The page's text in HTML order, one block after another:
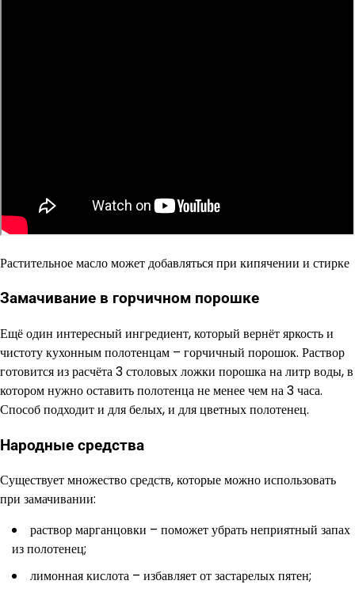
Растительное масло может добавляться при кипячении и стирке
Замачивание в горчичном порошке
Ещё один интересный ингредиент, который вернёт яркость и
чистоту кухонным полотенцам – горчичный порошок. Раствор
готовится из расчёта 3 столовых ложки порошка на литр воды, в
котором нужно оставить полотенца не менее чем на 3 часа.
Способ подходит и для белых, и для цветных полотенец.
Народные средства
Существует множество средств, которые можно использовать
при замачивании:
раствор марганцовки – поможет убрать неприятный запах
из полотенец;
лимонная кислота – избавляет от застарелых пятен;